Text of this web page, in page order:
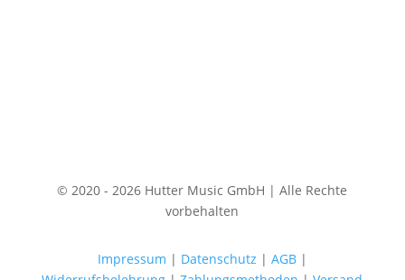
© 2020 - 2026 Hutter Music GmbH | Alle Rechte
vorbehalten
Impressum | Datenschutz | AGB|